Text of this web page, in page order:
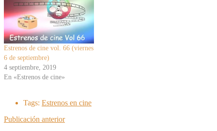
Estrenos de cine vol. 66 (viernes
6 de septiembre)
4 septiembre, 2019
En «Estrenos de cine»
Tags: Estrenos en cine
Publicación anterior